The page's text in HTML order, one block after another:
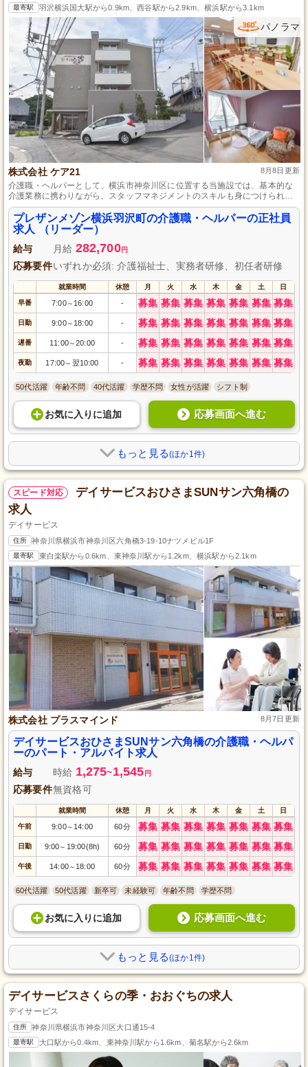
最寄駅 羽沢横浜国大駅から0.9km、西谷駅から2.9km、横浜駅から3.1km
パノラマ
株式会社 ケア21 8月8日更新
介護職・ヘルパーとして、横浜市神奈川区に位置する当施設では、基本的な
介護業務に携わりながら、スタッフマネジメントのスキルも身につけられま
す。介護福祉士の資格を持ち、介護実務経験3年以上のある方に、サブリーダ
ーまたはフロアリーダーをご担当いただきます。管理職へのキャリアアップ
を目指す方に最適な環境です。
プレザンメゾン横浜羽沢町の介護職・ヘルパーの正社員
求人 （リーダー）
給与 月給 282,700円
応募要件いずれか必須: 介護福祉士、実務者研修、初任者研修
就業時間 休憩 月 火 水 木 金 土 日
早番 7:00～ 16:00 - 募集 募集 募集 募集 募集 募集 募集
日勤 9:00～ 18:00 - 募集 募集 募集 募集 募集 募集 募集
遅番 11:00～20:00 - 募集 募集 募集 募集 募集 募集 募集
夜勤 17:00～ 翌10:00 - 募集 募集 募集 募集 募集 募集 募集
50代活躍 年齢不問 40代活躍 学歴不問 女性が活躍 シフト制
お気に入り に追加 応募画面へ進む
もっと見る(ほか1件)
スピード対応
デイサービスおひさまSUNサン六角橋の
求人
デイサービス
住所 神奈川県横浜市神奈川区六角橋3-19-10ナツメビル1F
最寄駅 東白楽駅から0.6km、東神奈川駅から1.2km、横浜駅から2.1km
株式会社 プラスマインド 8月7日更新
デイサービスおひさまSUNサン六角橋の介護職・ヘルパ
ーのパート・アルバイト求人
給与 時給 1,275~1,545 円
応募要件無資格可
就業時間 休憩 月 火 水 木 金 土 日
午前 9:00～ 14:00 60分 募集 募集 募集 募集 募集 募集 募集
日勤 9:00～ 19:00(8h) 60分 募集 募集 募集 募集 募集 募集 募集
午後 14:00～ 18:00 60分 募集 募集 募集 募集 募集 募集 募集
60代活躍 50代活躍 新卒可 未経験可 年齢不問 学歴不問
お気に入り に追加 応募画面へ進む
もっと見る(ほか1件)
デイサービスさくらの季・おおぐちの求人
デイサービス
住所 神奈川県横浜市神奈川区大口通15-4
最寄駅 大口駅から0.4km、東神奈川駅から1.6km、菊名駅から2.6km